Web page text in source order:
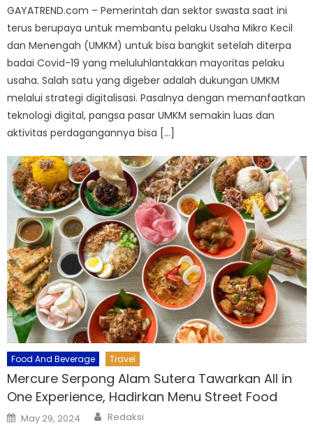
GAYATREND.com – Pemerintah dan sektor swasta saat ini
terus berupaya untuk membantu pelaku Usaha Mikro Kecil
dan Menengah (UMKM) untuk bisa bangkit setelah diterpa
badai Covid-19 yang meluluhlantakkan mayoritas pelaku
usaha. Salah satu yang digeber adalah dukungan UMKM
melalui strategi digitalisasi. Pasalnya dengan memanfaatkan
teknologi digital, pangsa pasar UMKM semakin luas dan
aktivitas perdagangannya bisa […]
Food And Beverage Travel
Mercure Serpong Alam Sutera Tawarkan All in
One Experience, Hadirkan Menu Street Food
Posted
on
May 29, 2024 Author
Redaksi